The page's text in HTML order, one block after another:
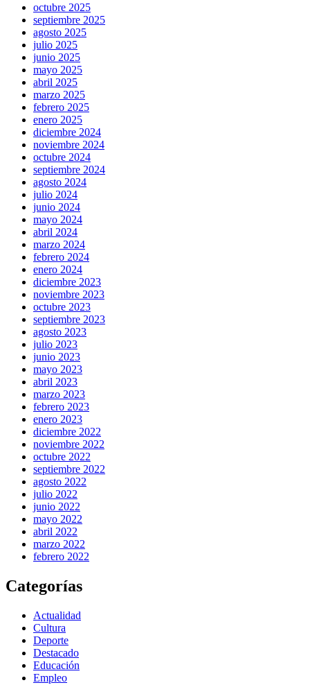
octubre 2025
septiembre 2025
agosto 2025
julio 2025
junio 2025
mayo 2025
abril 2025
marzo 2025
febrero 2025
enero 2025
diciembre 2024
noviembre 2024
octubre 2024
septiembre 2024
agosto 2024
julio 2024
junio 2024
mayo 2024
abril 2024
marzo 2024
febrero 2024
enero 2024
diciembre 2023
noviembre 2023
octubre 2023
septiembre 2023
agosto 2023
julio 2023
junio 2023
mayo 2023
abril 2023
marzo 2023
febrero 2023
enero 2023
diciembre 2022
noviembre 2022
octubre 2022
septiembre 2022
agosto 2022
julio 2022
junio 2022
mayo 2022
abril 2022
marzo 2022
febrero 2022
Categorías
Actualidad
Cultura
Deporte
Destacado
Educación
Empleo